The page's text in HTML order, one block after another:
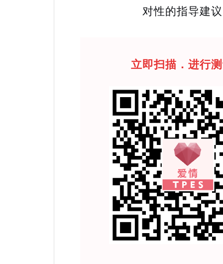
对性的指导建
立即扫描．进行